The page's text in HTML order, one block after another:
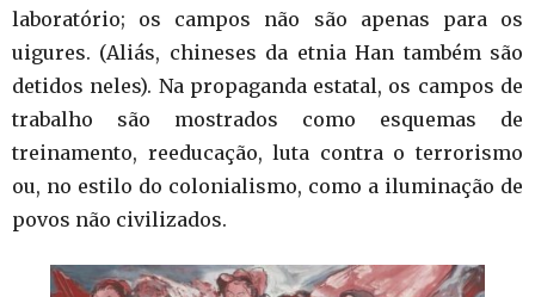
laboratório; os campos não são apenas para os
uigures. (Aliás, chineses da etnia Han também são
detidos neles). Na propaganda estatal, os campos de
trabalho são mostrados como esquemas de
treinamento, reeducação, luta contra o terrorismo
ou, no estilo do colonialismo, como a iluminação de
povos não civilizados.